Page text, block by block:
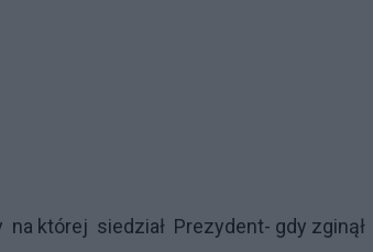
której siedział Prezydent- gdy zginął